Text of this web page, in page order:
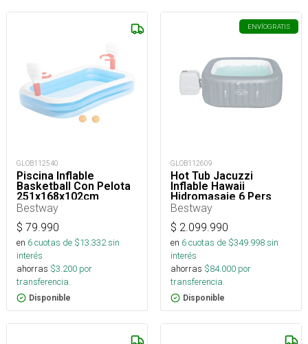
GLOB112540
Piscina Inflable
Basketball Con Pelota
251x168x102cm
Bestway
$ 79.990
en 6cuotas de $13.332sin
interés
ahorras $3.200 por
transferencia.
Disponible
ENVÍOGRATIS
GLOB112609
Hot Tub Jacuzzi
Inflable Hawaii
Hidromasaje 6 Pers
Bestway
$ 2.099.990
en 6cuotas de $349.998sin
interés
ahorras $84.000 por
transferencia.
Disponible